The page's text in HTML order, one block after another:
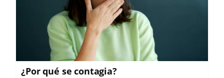
¿Por qué se contagia?